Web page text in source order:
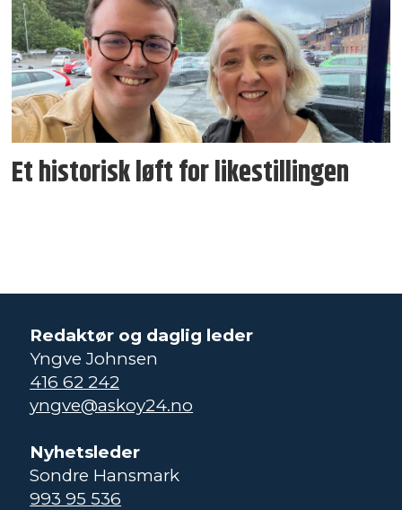
Et historisk løft for likestillingen
Redaktør og daglig leder
Yngve Johnsen
416 62 242
yngve@askoy24.no
Nyhetsleder
Sondre Hansmark
993 95 536